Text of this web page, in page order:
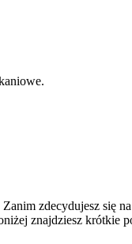
zdecydujesz się
znajdziesz krótkie